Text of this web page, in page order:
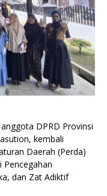
DPRD Provinsi
kembali
Daerah (Perda)
dan Zat Adiktif